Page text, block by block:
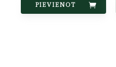
PIEVIENOT